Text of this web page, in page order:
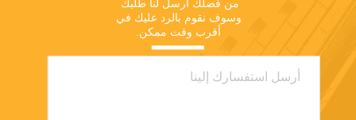
أقرب وقت ممكن.